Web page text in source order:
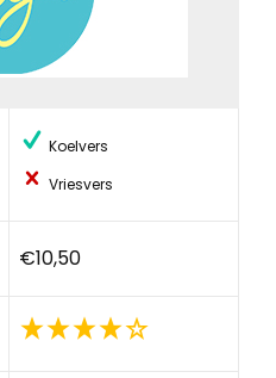
Koelvers
Vriesvers
€10,50